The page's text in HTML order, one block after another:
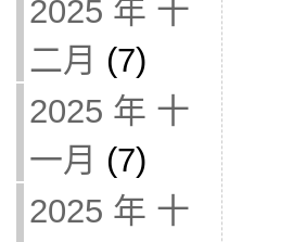
2025 年 十
二月 (7)
2025 年 十
一月 (7)
2025 年 十